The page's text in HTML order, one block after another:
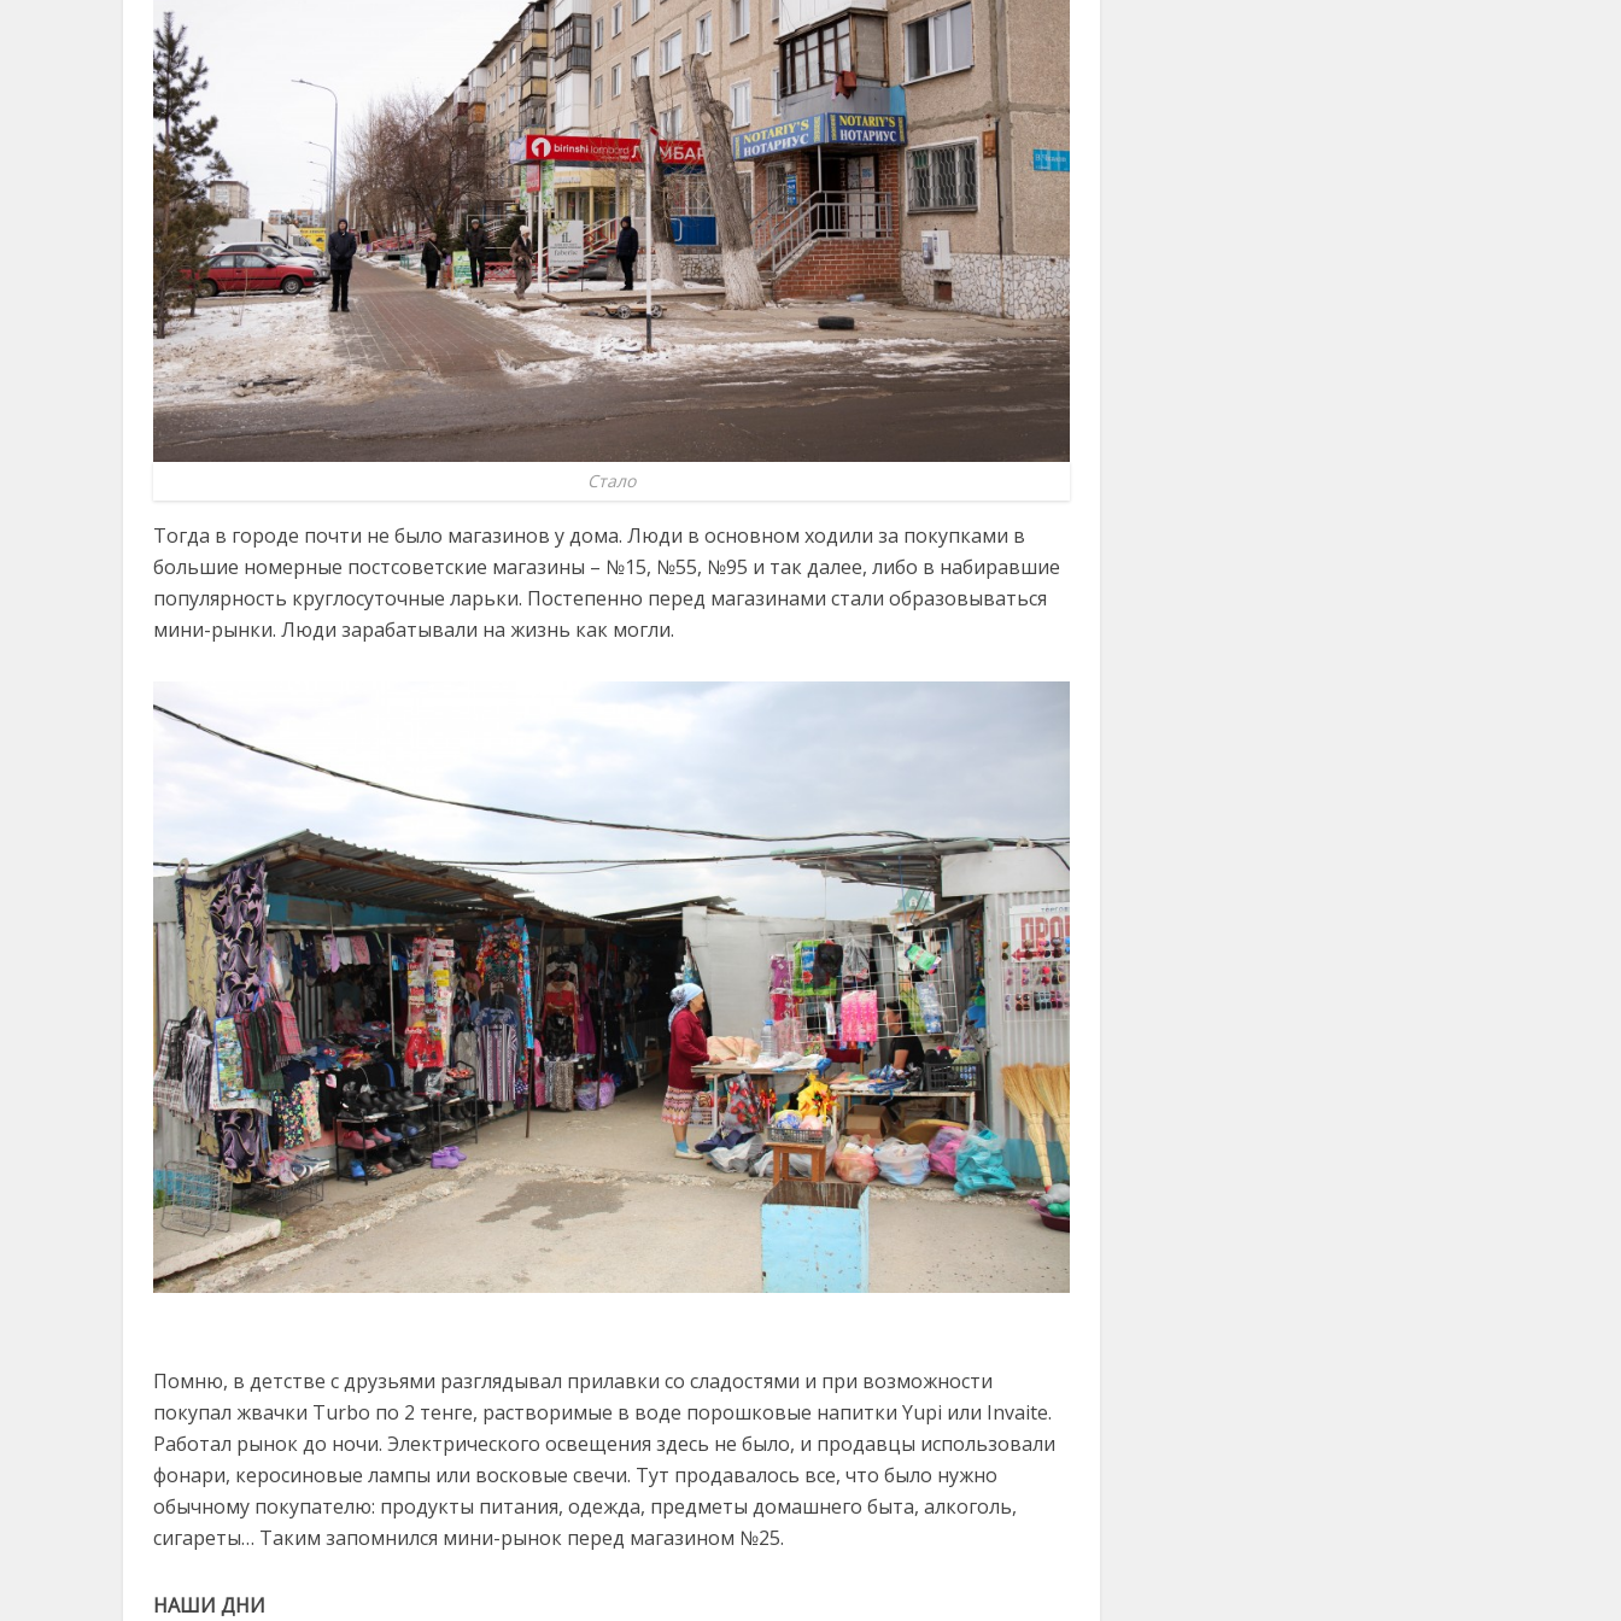
Стало
Тогда в городе почти не было магазинов у дома. Люди в основном ходили за покупками в
большие номерные постсоветские магазины – №15, №55, №95 и так далее, либо в набиравшие
популярность круглосуточные ларьки. Постепенно перед магазинами стали образовываться
мини-рынки. Люди зарабатывали на жизнь как могли.
Помню, в детстве с друзьями разглядывал прилавки со сладостями и при возможности
покупал жвачки Turbo по 2 тенге, растворимые в воде порошковые напитки Yupi или Invaitе.
Работал рынок до ночи. Электрического освещения здесь не было, и продавцы использовали
фонари, керосиновые лампы или восковые свечи. Тут продавалось все, что было нужно
обычному покупателю: продукты питания, одежда, предметы домашнего быта, алкоголь,
сигареты… Таким запомнился мини-рынок перед магазином №25.
НАШИ ДНИ